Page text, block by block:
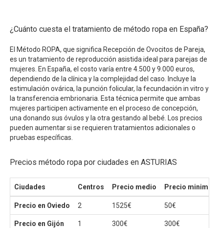
¿Cuánto cuesta el tratamiento de método ropa en España?
El Método ROPA, que significa Recepción de Ovocitos de Pareja,
es un tratamiento de reproducción asistida ideal para parejas de
mujeres. En España, el costo varía entre 4.500 y 9.000 euros,
dependiendo de la clínica y la complejidad del caso. Incluye la
estimulación ovárica, la punción folicular, la fecundación in vitro y
la transferencia embrionaria. Esta técnica permite que ambas
mujeres participen activamente en el proceso de concepción,
una donando sus óvulos y la otra gestando al bebé. Los precios
pueden aumentar si se requieren tratamientos adicionales o
pruebas específicas.
Precios método ropa por ciudades en ASTURIAS
Ciudades Centros Precio medio Precio minimo
Precio en Oviedo 2 1525€ 50€
Precio en Gijón 1 300€ 300€